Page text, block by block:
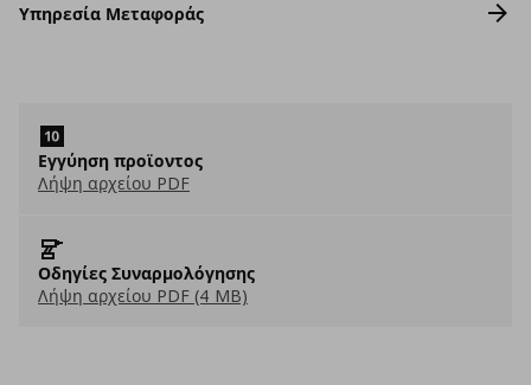
Υπηρεσία Μεταφοράς
Εγγύηση προϊοντος
Λήψη αρχείου PDF
Οδηγίες Συναρμολόγησης
Λήψη αρχείου PDF (4 MB)